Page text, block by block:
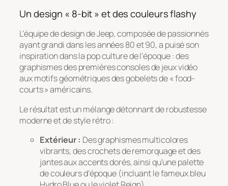
Un design « 8-bit » et des couleurs flashy
L’équipe de design de Jeep, composée de passionnés
ayant grandi dans les années 80 et 90, a puisé son
inspiration dans la pop culture de l’époque : des
graphismes des premières consoles de jeux vidéo
aux motifs géométriques des gobelets de « food-
courts » américains.
Le résultat est un mélange détonnant de robustesse
moderne et de style rétro :
Extérieur : Des graphismes multicolores
vibrants, des crochets de remorquage et des
jantes aux accents dorés, ainsi qu’une palette
de couleurs d’époque (incluant le fameux bleu